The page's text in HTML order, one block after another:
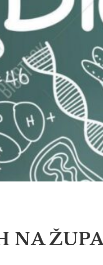
NA